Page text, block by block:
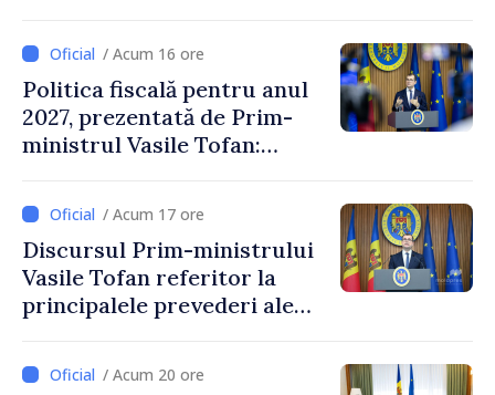
/ Acum 16 ore
Politica fiscală pentru anul
2027, prezentată de Prim-
ministrul Vasile Tofan:
stimularea investițiilor și o
taxare mai echitabilă
/ Acum 17 ore
Discursul Prim-ministrului
Vasile Tofan referitor la
principalele prevederi ale
2027
/ Acum 20 ore